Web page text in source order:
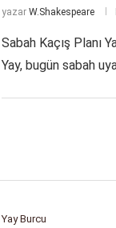
yazar W.Shakespeare
Sabah Kaçış Planı
Yay, bugün sabah
Yay Burcu